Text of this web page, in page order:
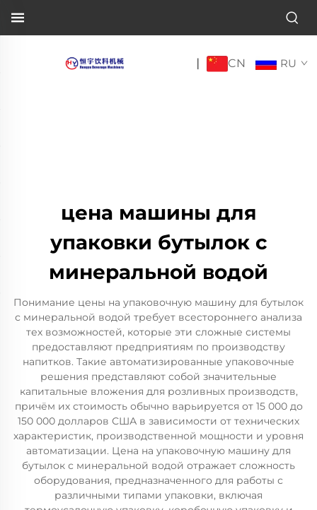
| CN RU
цена машины для
упаковки бутылок с
минеральной водой
Понимание цены на упаковочную машину для бутылок
с минеральной водой требует всестороннего анализа
тех возможностей, которые эти сложные системы
предоставляют предприятиям по производству
напитков. Такие автоматизированные упаковочные
решения представляют собой значительные
капитальные вложения для розливных производств,
причём их стоимость обычно варьируется от 15 000 до
150 000 долларов США в зависимости от технических
характеристик, производственной мощности и уровня
автоматизации. Цена на упаковочную машину для
бутылок с минеральной водой отражает сложность
оборудования, предназначенного для работы с
различными типами упаковки, включая